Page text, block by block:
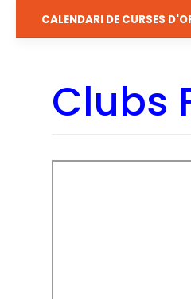
contingut
CALENDARI DE CURSES
Clubs